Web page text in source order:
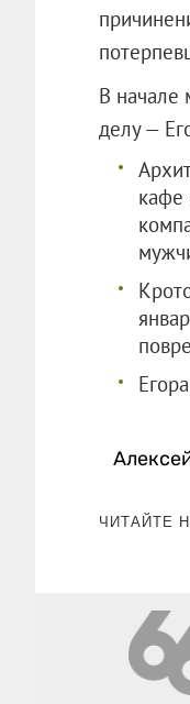
В начале
делу —
кафе
ЧИТАЙТЕ